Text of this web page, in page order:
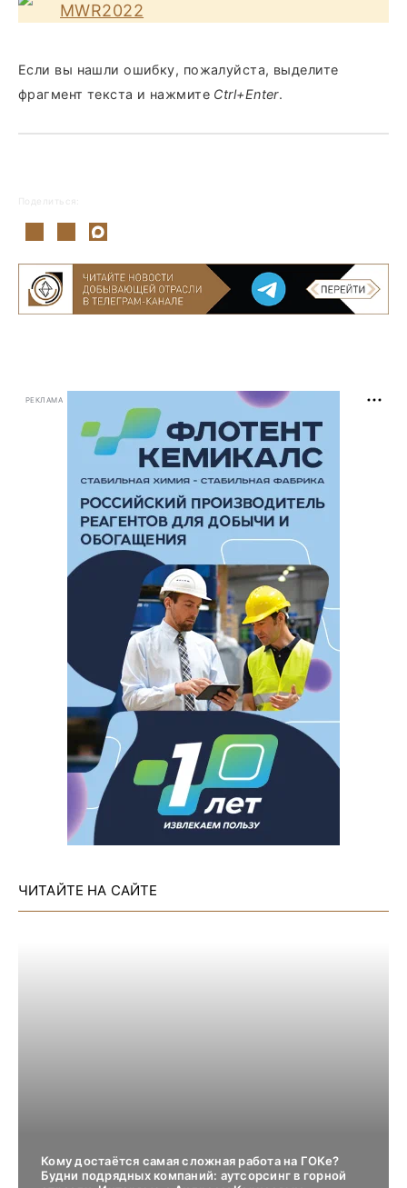
MWR2022
Если вы нашли ошибку, пожалуйста, выделите
фрагмент текста и нажмите Ctrl+Enter.
Поделиться:
РЕКЛАМА
ЧИТАЙТЕ НА САЙТЕ
Кому достаётся самая сложная работа на ГОКе?
Будни подрядных компаний: аутсорсинг в горной